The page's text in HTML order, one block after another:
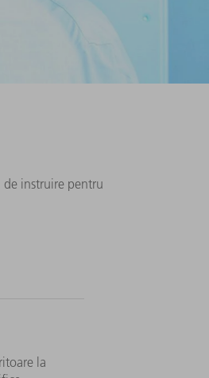
instruire pentru
la